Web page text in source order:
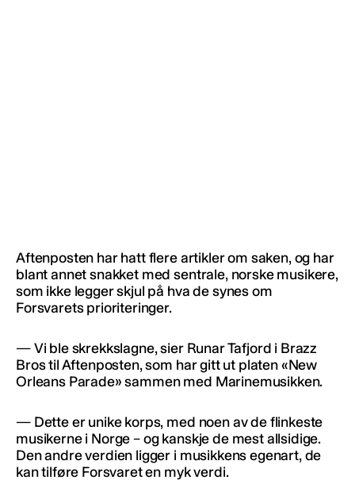
Aftenposten har hatt flere artikler om saken, og har
blant annet snakket med sentrale, norske musikere,
som ikke legger skjul på hva de synes om
Forsvarets prioriteringer.
— Vi ble skrekkslagne, sier Runar Tafjord i Brazz
Bros til Aftenposten, som har gitt ut platen «New
Orleans Parade» sammen med Marinemusikken.
— Dette er unike korps, med noen av de flinkeste
musikerne i Norge – og kanskje de mest allsidige.
Den andre verdien ligger i musikkens egenart, de
kan tilføre Forsvaret en myk verdi.